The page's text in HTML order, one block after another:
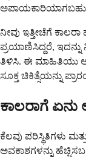
ನೀವು ಇತ್ತೀಚೆಗೆ
ಪ್ರಯಾಣಿಸಿದ್ದರೆ, ಇದನ್ನು
ತಿಳಿಸಿ. ಈ ಮಾಹಿತಿಯು
ಸೂಕ್ತ ಚಿಕಿತ್ಸೆಯನ್ನು
ಕಾಲರಾಗೆ
ಕೆಲವು ಪರಿಸ್ಥಿತಿಗಳು
ಅವಕಾಶಗಳನ್ನು